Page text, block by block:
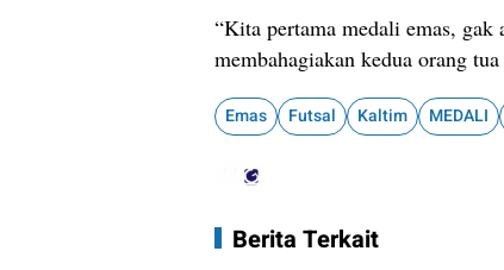
“Kita pertama medali emas,
membahagiakan kedua orang
Emas Futsal Kaltim MEDALI
Berita Terkait